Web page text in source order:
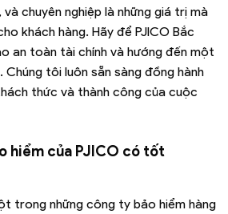
chuyên nghiệp là những giá trị mà
khách hàng. Hãy để PJICO Bắc
an toàn tài chính và hướng đến một
Chúng tôi luôn sẵn sàng đồng hành
thức và thành công của cuộc
hiểm của PJICO có tốt
trong những công ty bảo hiểm hàng